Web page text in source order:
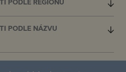
PODLE REGIONU
PODLE NÁZVU